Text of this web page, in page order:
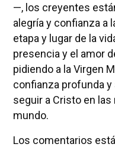
—, los creyentes
alegría y confianza a
etapa y lugar de la
presencia y el amor
pidiendo a la Virgen
confianza profunda
seguir a Cristo en
mundo.
Los comentarios